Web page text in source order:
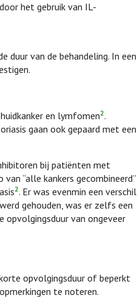
het gebruik van IL-
duur van de behandeling. In een
en lymfomen2.
gaan ook gepaard met een
bij patiënten met
“alle kankers gecombineerd”
2. Er was evenmin een verschil
gehouden, was er zelfs een
opvolgingsduur van ongeveer
opvolgingsduur of beperkt
te noteren.